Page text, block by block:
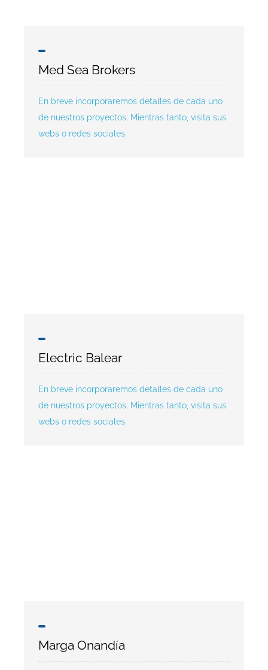
Med Sea Brokers
En breve incorporaremos detalles de cada uno
de nuestros proyectos. Mientras tanto, visita sus
webs o redes sociales.
Electric Balear
En breve incorporaremos detalles de cada uno
de nuestros proyectos. Mientras tanto, visita sus
webs o redes sociales.
Marga Onandía